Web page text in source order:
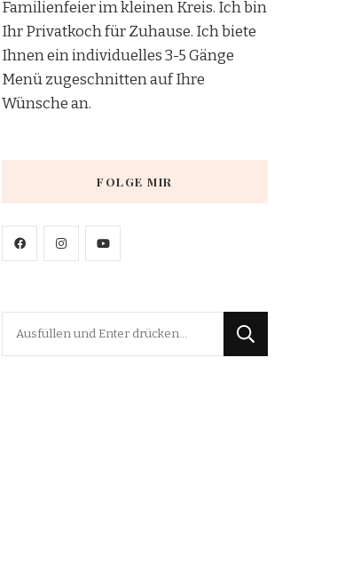
Familienfeier im kleinen Kreis. Ich bin
Ihr Privatkoch für Zuhause. Ich biete
Ihnen ein individuelles 3-5 Gänge
Menü zugeschnitten auf Ihre
Wünsche an.
FOLGE MIR
Suchst